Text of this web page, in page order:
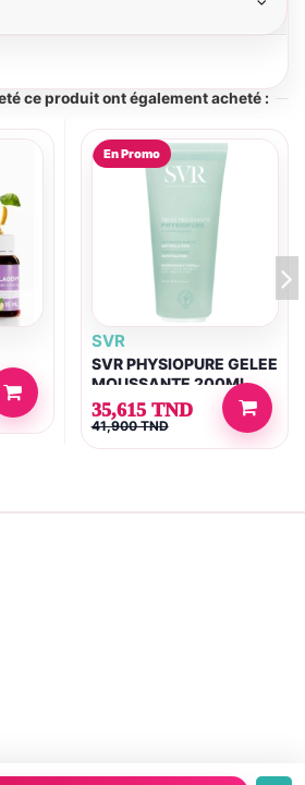
ce produit ont également acheté :
En Promo
SVR
SVR PHYSIOPURE GELEE
MOUSSANTE 200ML
35,615 TND
41,900 TND